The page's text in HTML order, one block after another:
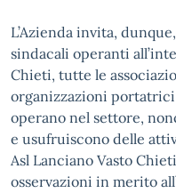
L’Azienda invita,
sindacali operanti
Chieti, tutte le
organizzazioni
operano nel settore,
e usufruiscono delle
Asl Lanciano Vasto
osservazioni in merito